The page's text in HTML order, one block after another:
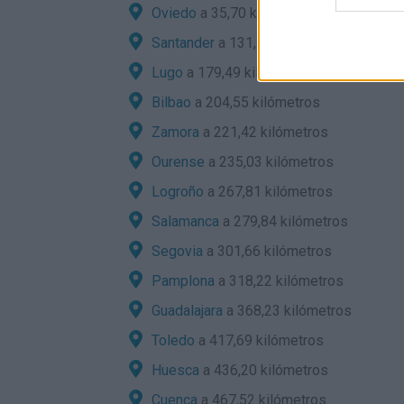
Oviedo a 35,70 kilómetros
Santander a 131,34 kilómetros
Lugo a 179,49 kilómetros
Bilbao a 204,55 kilómetros
Zamora a 221,42 kilómetros
Ourense a 235,03 kilómetros
Logroño a 267,81 kilómetros
Salamanca a 279,84 kilómetros
Segovia a 301,66 kilómetros
Pamplona a 318,22 kilómetros
Guadalajara a 368,23 kilómetros
Toledo a 417,69 kilómetros
Huesca a 436,20 kilómetros
Cuenca a 467,52 kilómetros